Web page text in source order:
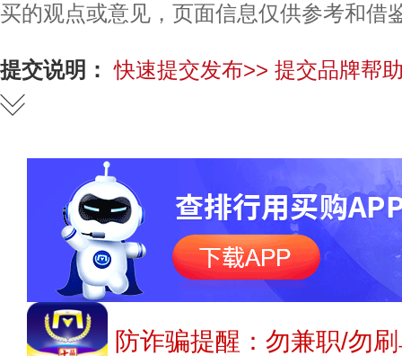
买的观点或意见，页面信息仅供参考和借
提交说明： 快速提交发布>> 提交品牌帮
防诈骗提醒：勿兼职/勿